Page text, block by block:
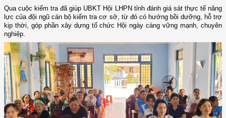
Qua cuộc kiểm tra đã giúp UBKT Hội LHPN tỉnh đánh giá sát thực tế năng
lực của đội ngũ cán bộ kiểm tra cơ sở, từ đó có hướng bồi dưỡng, hỗ trợ
kịp thời, góp phần xây dựng tổ chức Hội ngày càng vững mạnh, chuyên
nghiệp.